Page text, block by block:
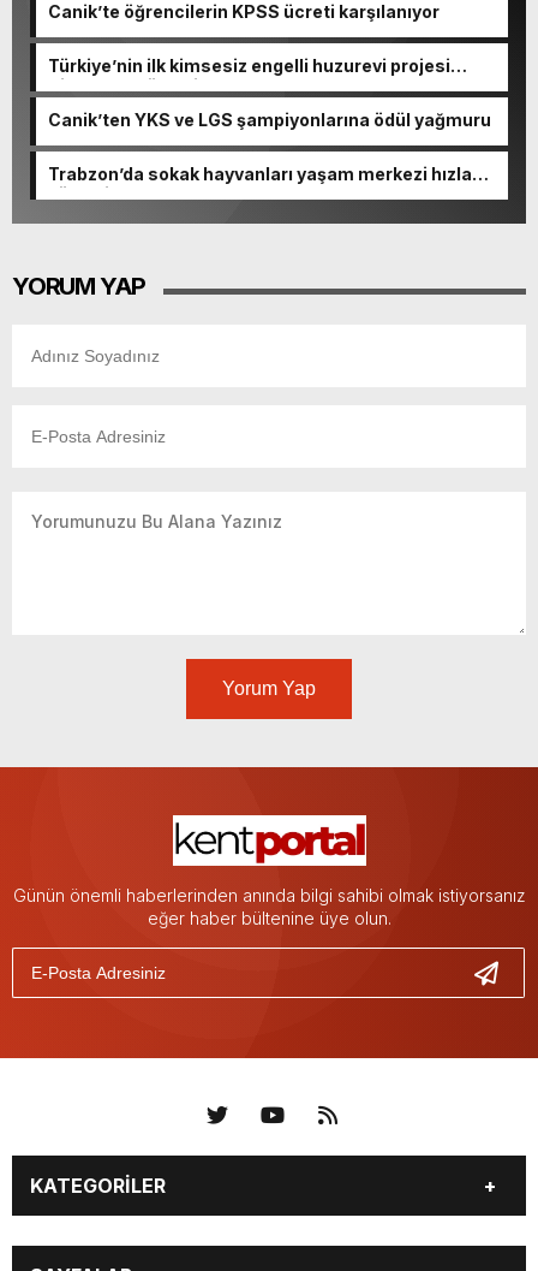
Canik’te öğrencilerin KPSS ücreti karşılanıyor
Türkiye’nin ilk kimsesiz engelli huzurevi projesi
Sincan’da yükseliyor
Canik’ten YKS ve LGS şampiyonlarına ödül yağmuru
Trabzon’da sokak hayvanları yaşam merkezi hızla
yükseliyor
YORUM YAP
Yorum Yap
Günün önemli haberlerinden anında bilgi sahibi olmak istiyorsanız
eğer haber bültenine üye olun.
KATEGORİLER
KÜNYE BİZE ULAŞIN